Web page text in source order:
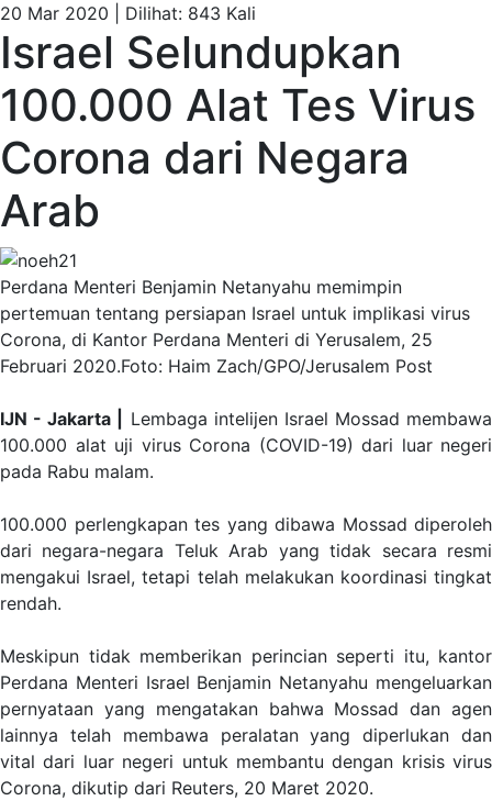
20 Mar 2020 | Dilihat: 843 Kali
Israel Selundupkan
100.000 Alat Tes Virus
Corona dari Negara
Arab
Perdana Menteri Benjamin Netanyahu memimpin
pertemuan tentang persiapan Israel untuk implikasi virus
Corona, di Kantor Perdana Menteri di Yerusalem, 25
Februari 2020.Foto: Haim Zach/GPO/Jerusalem Post
IJN - Jakarta |
Lembaga intelijen Israel Mossad membawa
100.000 alat uji virus Corona (COVID-19) dari luar negeri
pada Rabu malam.
100.000 perlengkapan tes yang dibawa Mossad diperoleh
dari negara-negara Teluk Arab yang tidak secara resmi
mengakui Israel, tetapi telah melakukan koordinasi tingkat
rendah.
Meskipun tidak memberikan perincian seperti itu, kantor
Perdana Menteri Israel Benjamin Netanyahu mengeluarkan
pernyataan yang mengatakan bahwa Mossad dan agen
lainnya telah membawa peralatan yang diperlukan dan
vital dari luar negeri untuk membantu dengan krisis virus
Corona, dikutip dari Reuters, 20 Maret 2020.